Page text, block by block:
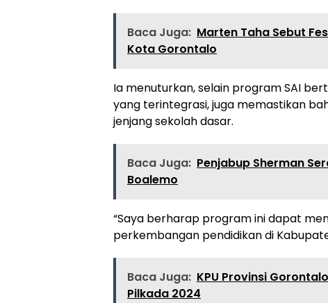
Baca Juga: Marten Taha Sebut
Kota Gorontalo
Ia menuturkan, selain program SAI
yang terintegrasi, juga memastikan
jenjang sekolah dasar.
Baca Juga: Penjabup Sherman
Boalemo
“Saya berharap program ini dapat
perkembangan pendidikan di
Baca Juga: KPU Provinsi
Pilkada 2024